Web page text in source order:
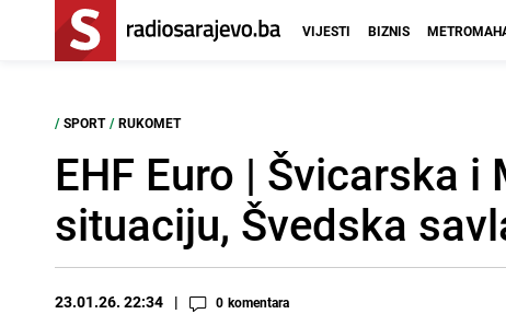
VIJESTI BIZNIS
/ SPORT / RUKOMET
EHF Euro | Švicarska
situaciju, Švedska
23.01.26. 22:34 0 komentara